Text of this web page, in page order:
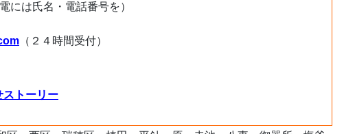
電には氏名・電話番号を）
（２４時間受付）
ストーリー